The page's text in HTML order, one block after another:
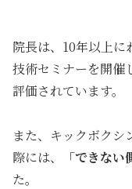
院長は、10年以上に
技術セミナーを開催
評価されています。
また、キックボクシ
際には、
「できな
た。